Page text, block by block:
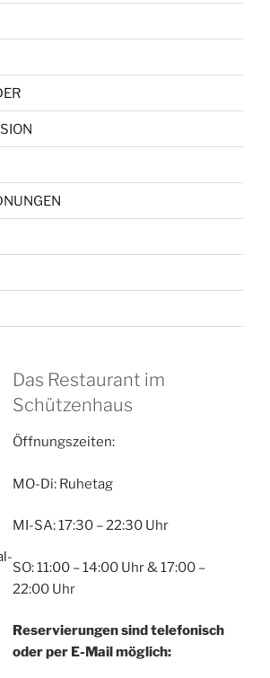
Das Restaurant im
Schützenhaus
Öffnungszeiten:
MO-Di: Ruhetag
MI-SA: 17:30 – 22:30 Uhr
SO: 11:00 – 14:00 Uhr & 17:00 –
22:00 Uhr
Reservierungen sind telefonisch
oder per E-Mail möglich: